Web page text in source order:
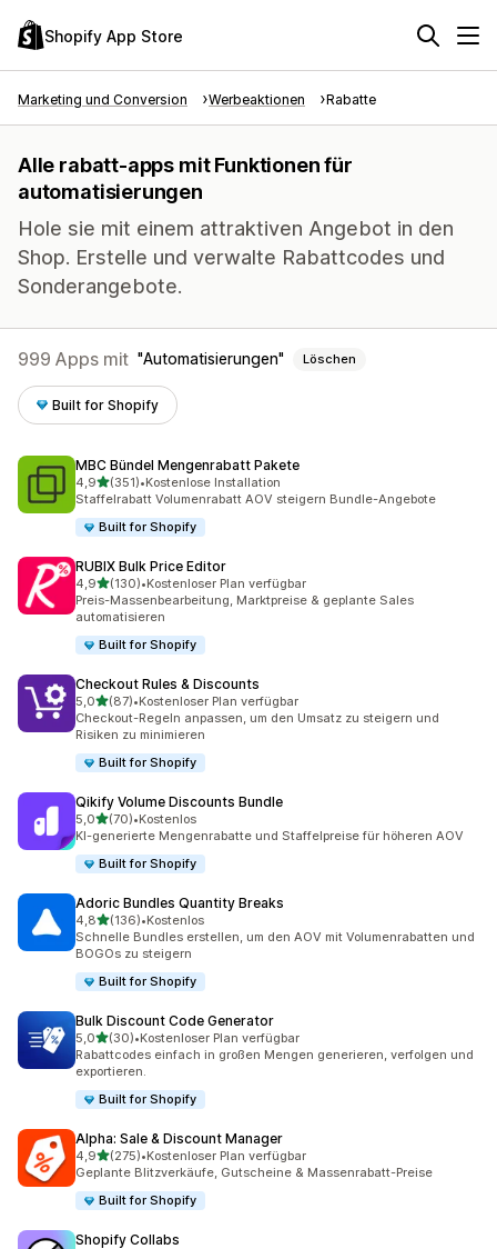
Shopify App Store
Marketing und Conversion Werbeaktionen Rabatte
Alle rabatt-apps mit Funktionen für
automatisierungen
Hole sie mit einem attraktiven Angebot in den
Shop. Erstelle und verwalte Rabattcodes und
Sonderangebote.
999 Apps mit Automatisierungen Löschen
Built for Shopify
MBC Bündel Mengenrabatt Pakete
4,9von 5 Sternen
(351)
351 Rezensionen insgesamt
•Kostenlose Installation
Staffelrabatt Volumenrabatt AOV steigern Bundle-Angebote
Built for Shopify
RUBIX Bulk Price Editor
4,9von 5 Sternen
(130)
130 Rezensionen insgesamt
•Kostenloser Plan verfügbar
Preis-Massenbearbeitung, Marktpreise & geplante Sales
automatisieren
Built for Shopify
Checkout Rules & Discounts
5,0von 5 Sternen
(87)
87 Rezensionen insgesamt
•Kostenloser Plan verfügbar
Checkout-Regeln anpassen, um den Umsatz zu steigern und
Risiken zu minimieren
Built for Shopify
Qikify Volume Discounts Bundle
5,0von 5 Sternen
(70)
70 Rezensionen insgesamt
•Kostenlos
KI-generierte Mengenrabatte und Staffelpreise für höheren AOV
Built for Shopify
Adoric Bundles Quantity Breaks
4,8von 5 Sternen
(136)
136 Rezensionen insgesamt
•Kostenlos
Schnelle Bundles erstellen, um den AOV mit Volumenrabatten und
BOGOs zu steigern
Built for Shopify
Bulk Discount Code Generator
5,0von 5 Sternen
(30)
30 Rezensionen insgesamt
•Kostenloser Plan verfügbar
Rabattcodes einfach in großen Mengen generieren, verfolgen und
exportieren.
Built for Shopify
Alpha: Sale & Discount Manager
4,9von 5 Sternen
(275)
275 Rezensionen insgesamt
•Kostenloser Plan verfügbar
Geplante Blitzverkäufe, Gutscheine & Massenrabatt-Preise
Built for Shopify
Shopify Collabs